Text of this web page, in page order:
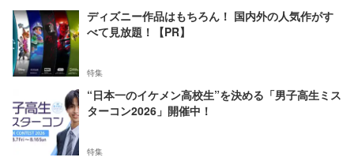
ディズニー作品はもちろん！ 国内外の人気作がす
べて見放題！【PR】
特集
“日本一のイケメン高校生”を決める「男子高生ミス
ターコン2026」開催中！
特集